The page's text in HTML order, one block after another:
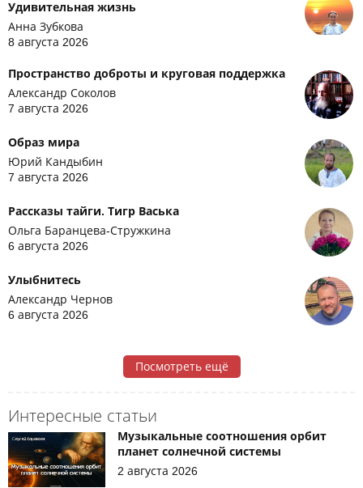
Удивительная жизнь
Анна Зубкова
8 августа 2026
Пространство доброты и круговая поддержка
Александр Соколов
7 августа 2026
Образ мира
Юрий Кандыбин
7 августа 2026
Рассказы тайги. Тигр Васька
Ольга Баранцева-Стружкина
6 августа 2026
Улыбнитесь
Александр Чернов
6 августа 2026
Посмотреть ещё
Интересные статьи
Музыкальные соотношения орбит
планет солнечной системы
2 августа 2026